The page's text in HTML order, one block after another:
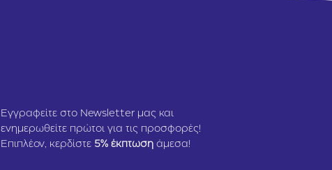
Εγγραφείτε στο Newsletter μας και
ενημερωθείτε πρώτοι για τις προσφορές!
Επιπλέον, κερδίστε 5% έκπτωση άμεσα!